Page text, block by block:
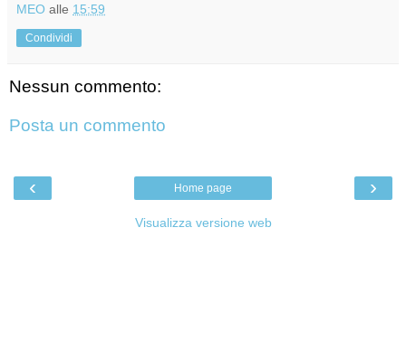
MEO alle 15:59
Condividi
Nessun commento:
Posta un commento
‹ ›
Home page
Visualizza versione web